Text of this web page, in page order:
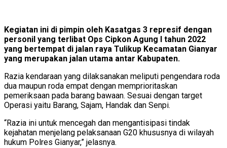
Kegiatan ini di pimpin oleh Kasatgas 3 represif dengan
personil yang terlibat Ops Cipkon Agung I tahun 2022
yang bertempat di jalan raya Tulikup Kecamatan Gianyar
yang merupakan jalan utama antar Kabupaten.
Razia kendaraan yang dilaksanakan meliputi pengendara roda
dua maupun roda empat dengan memprioritaskan
pemeriksaan pada barang bawaan. Sesuai dengan target
Operasi yaitu Barang, Sajam, Handak dan Senpi.
“Razia ini untuk mencegah dan mengantisipasi tindak
kejahatan menjelang pelaksanaan G20 khususnya di wilayah
hukum Polres Gianyar,” jelasnya.